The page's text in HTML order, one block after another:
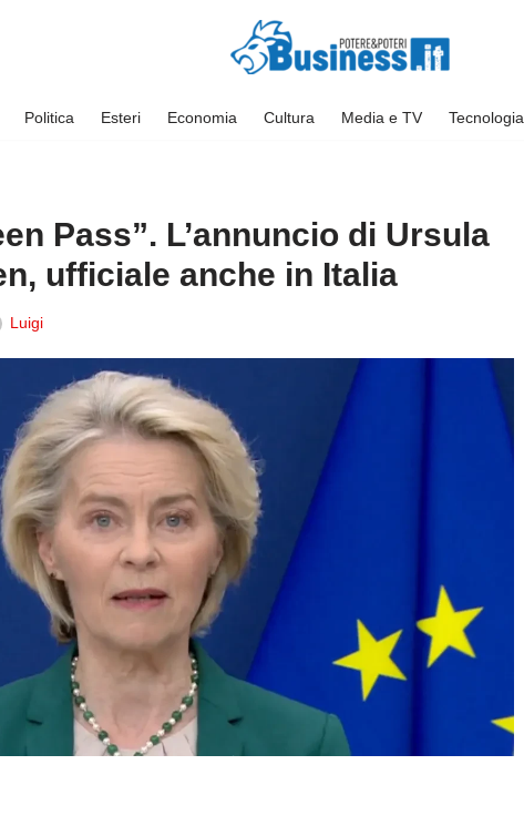
Politica Esteri Economia Cultura Media e TV Tecnologia
Pass”. L’annuncio di Ursula
ufficiale anche in Italia
Luigi